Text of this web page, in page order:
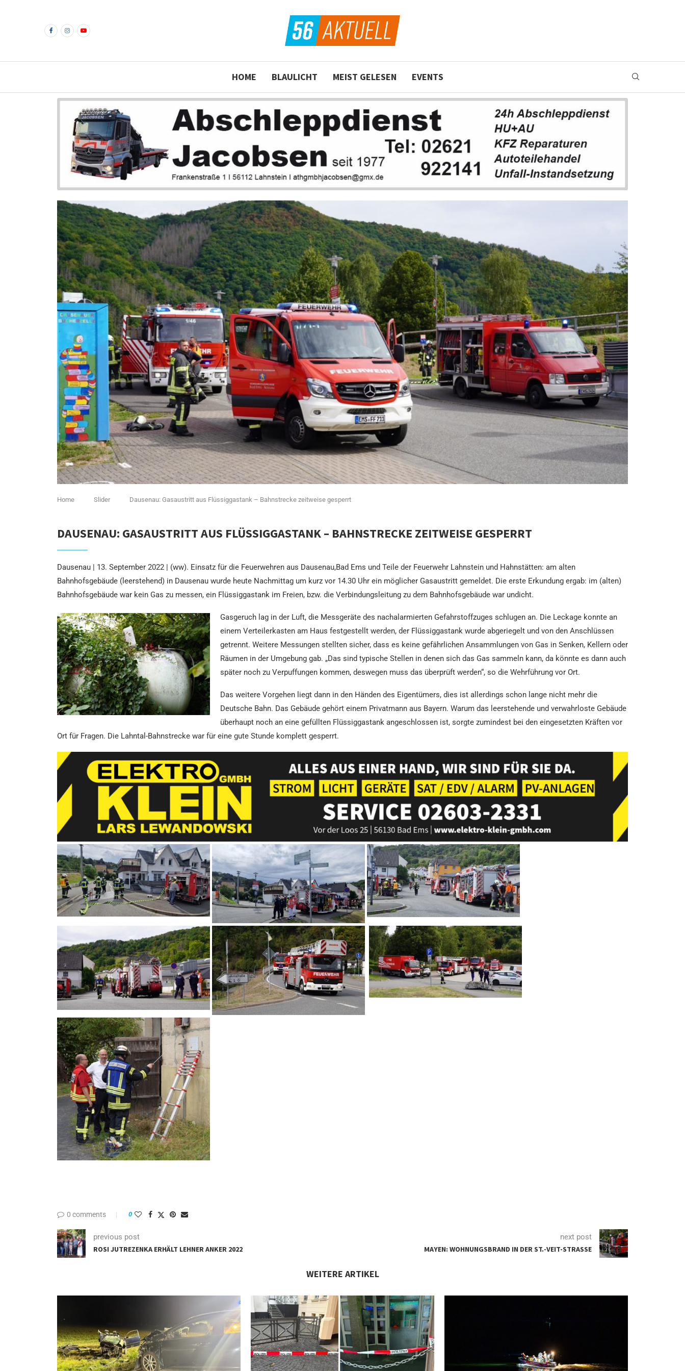
HOME BLAULICHT MEIST GELESEN EVENTS
Home Slider Dausenau: Gasaustritt aus Flüssiggastank – Bahnstrecke zeitweise gesperrt
DAUSENAU: GASAUSTRITT AUS FLÜSSIGGASTANK – BAHNSTRECKE ZEITWEISE GESPERRT
Dausenau | 13. September 2022 | (ww). Einsatz für die Feuerwehren aus Dausenau,Bad Ems und Teile der Feuerwehr Lahnstein und Hahnstätten: am alten
Bahnhofsgebäude (leerstehend) in Dausenau wurde heute Nachmittag um kurz vor 14.30 Uhr ein möglicher Gasaustritt gemeldet. Die erste Erkundung ergab: im (alten)
Bahnhofsgebäude war kein Gas zu messen, ein Flüssiggastank im Freien, bzw. die Verbindungsleitung zu dem Bahnhofsgebäude war undicht.
Gasgeruch lag in der Luft, die Messgeräte des nachalarmierten Gefahrstoffzuges schlugen an. Die Leckage konnte an
einem Verteilerkasten am Haus festgestellt werden, der Flüssiggastank wurde abgeriegelt und von den Anschlüssen
getrennt. Weitere Messungen stellten sicher, dass es keine gefährlichen Ansammlungen von Gas in Senken, Kellern oder
Räumen in der Umgebung gab. „Das sind typische Stellen in denen sich das Gas sammeln kann, da könnte es dann auch
später noch zu Verpuffungen kommen, deswegen muss das überprüft werden“, so die Wehrführung vor Ort.
Das weitere Vorgehen liegt dann in den Händen des Eigentümers, dies ist allerdings schon lange nicht mehr die
Deutsche Bahn. Das Gebäude gehört einem Privatmann aus Bayern. Warum das leerstehende und verwahrloste Gebäude
überhaupt noch an eine gefüllten Flüssiggastank angeschlossen ist, sorgte zumindest bei den eingesetzten Kräften vor
Ort für Fragen. Die Lahntal-Bahnstrecke war für eine gute Stunde komplett gesperrt.
0 comments 0
previous post
ROSI JUTREZENKA ERHÄLT LEHNER ANKER 2022
next post
MAYEN: WOHNUNGSBRAND IN DER ST.-VEIT-STRASSE
WEITERE ARTIKEL